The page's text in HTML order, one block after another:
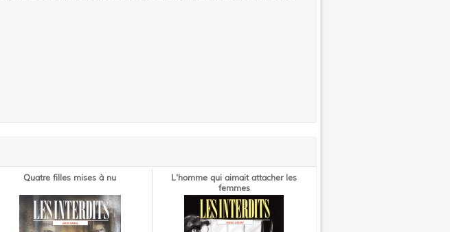
Quatre filles mises à nu
L'homme qui aimait attacher les
femmes